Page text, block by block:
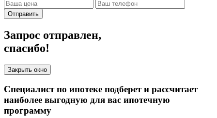
Отправить
Запрос отправлен,
спасибо!
Закрыть окно
Специалист по ипотеке подберет и рассчитает
наиболее выгодную для вас ипотечную
программу